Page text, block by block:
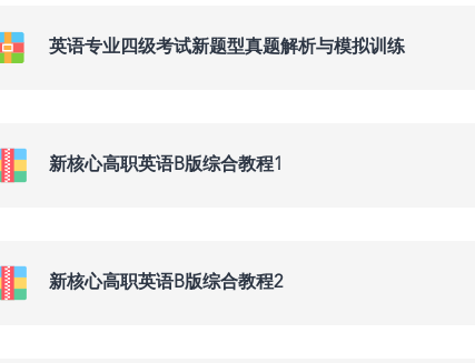
英语专业四级考试新题型真题解析与模拟训练
新核心高职英语B版综合教程1
新核心高职英语B版综合教程2